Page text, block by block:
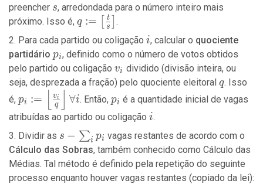
preencher s
s, arredondada para o número inteiro mais
próximo. Isso é, q :=
\left[\frac{t}
{s}\right]
q := s
t ].
Para cada partido ou coligação i
i, calcular o quociente
partidário p_i
pi, definido como o número de votos obtidos
pelo partido ou coligação v_i
vi dividido (divisão inteira, ou
seja, desprezada a fração) pelo quociente eleitoral q
q. Isso
é, p_i :=
\left\lfloor
\frac{v_i}
{q}
\right\rfloor
\forall i
pi := q
vi ∀i. Então, p_i
pi é a quantidade inicial de vagas
atribuídas ao partido ou coligação i
i.
Dividir as s -
\sum_{i}
p_i
s − ∑i pi vagas restantes de acordo com o
Cálculo das Sobras, também conhecido como Cálculo das
Médias. Tal método é definido pela repetição do seguinte
processo enquanto houver vagas restantes (copiado da lei):